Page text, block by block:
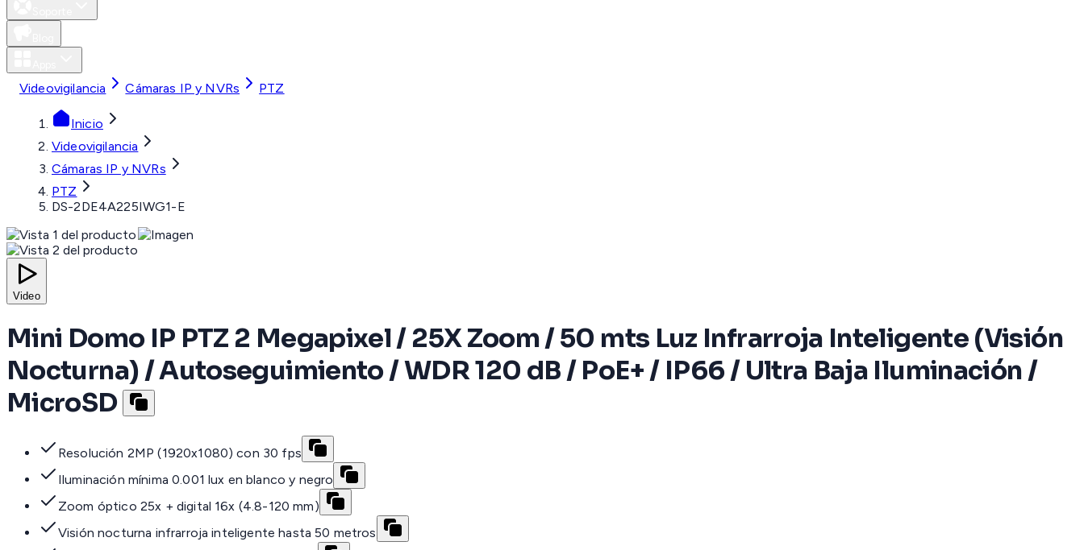
Videovigilancia Cámaras IP y NVRs PTZ
Inicio
Videovigilancia
Cámaras IP y NVRs
PTZ
DS-2DE4A225IWG1-E
Video
Mini Domo IP PTZ 2 Megapixel / 25X Zoom / 50 mts Luz Infrarroja Inteligente (Visión
Nocturna) / Autoseguimiento / WDR 120 dB / PoE+ / IP66 / Ultra Baja Iluminación /
MicroSD
Resolución 2MP (1920x1080) con 30 fps
Iluminación mínima 0.001 lux en blanco y negro
Zoom óptico 25x + digital 16x (4.8-120 mm)
Visión nocturna infrarroja inteligente hasta 50 metros